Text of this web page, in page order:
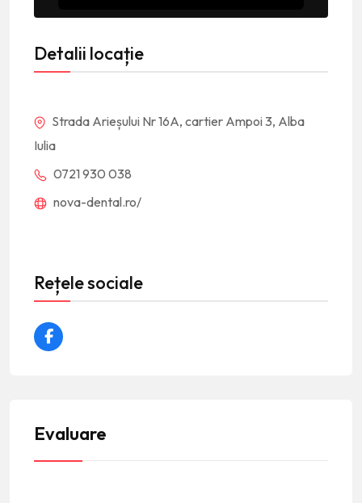
Detalii locație
Strada Arieșului Nr 16A, cartier Ampoi 3, Alba
Iulia
0721 930 038
nova-dental.ro/
Rețele sociale
Evaluare